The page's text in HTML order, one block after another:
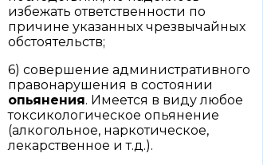
избежать ответственности по
причине указанных чрезвычайных
обстоятельств;
6) совершение административного
правонарушения в состоянии
опьянения. Имеется в виду любое
токсикологическое опьянение
(алкогольное, наркотическое,
лекарственное и т.д.).